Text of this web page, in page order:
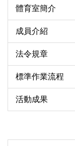
體育室簡介
成員介紹
法令規章
標準作業流程
活動成果